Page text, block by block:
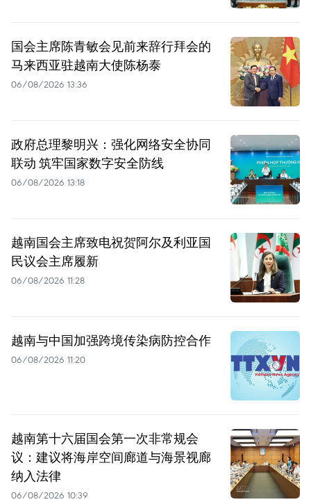
国会主席陈青敏会见前来辞行拜会的
马来西亚驻越南大使陈杨泰
06/08/2026 13:36
政府总理黎明兴：强化网络安全协同
联动 筑牢国家数字安全防线
06/08/2026 13:18
越南国会主席致电祝贺阿尔及利亚国
民议会主席履新
06/08/2026 11:28
越南与中国加强跨境传染病防控合作
06/08/2026 11:20
越南第十六届国会第一次非常规会
议：建议将海岸空间廊道与海景视廊
纳入法律
06/08/2026 10:39